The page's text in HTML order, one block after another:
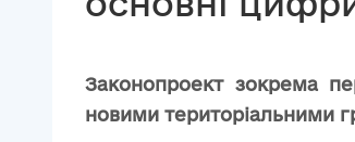
Законопроект зокрема
новими територіальними